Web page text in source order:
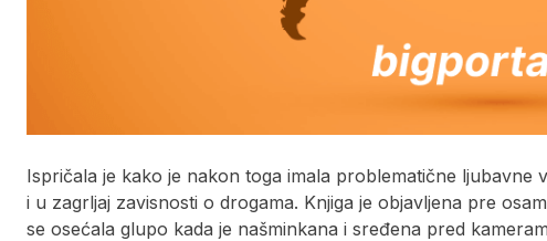
Ispričala je kako je nakon toga imala problematične ljubavne
i u zagrljaj zavisnosti o drogama. Knjiga je objavljena pre
se osećala glupo kada je našminkana i sređena pred